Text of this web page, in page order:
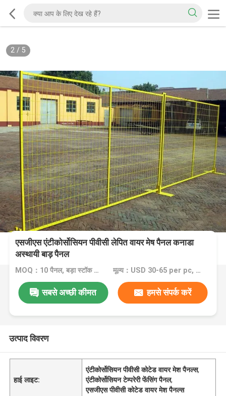
2/ 5
एसजीएस एंटीकोर्सोसियन पीवीसी लेपित वायर मेष पैनल कनाडा
अस्थायी बाड़ पैनल
MOQ：10 पैनल, बड़ा स्टॉक आपकी ज़रूरत को पूरा कर सकता है मूल्य：USD 30-65 per pc, and all can be discussed
सबसे अच्छी कीमत हमसे संपर्क करें
उत्पाद विवरण
हाई लाइट:
एंटीकोर्सोसियन पीवीसी कोटेड वायर मेश पैनल्स,
एंटीकोर्सोसियन टेम्परेरी फेंसिंग पैनल,
एसजीएस पीवीसी कोटेड वायर मेश पैनल्स